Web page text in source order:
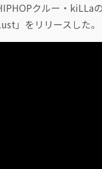
クルー・kiLLa
」をリリースした。